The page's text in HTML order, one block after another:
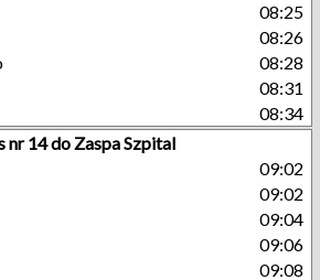
08:25
08:26
08:28
08:31
08:34
nr 14 do Zaspa Szpital
09:02
09:02
09:04
09:06
09:08